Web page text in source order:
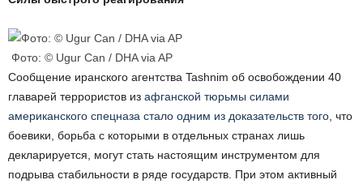
Фото: © Ugur Can / DHA via AP
Сообщение иранского агентства Tashnim об освобождении 40
главарей террористов из афганской тюрьмы силами
американского спецназа стало одним из доказательств того , что
боевики, борьба с которыми в отдельных странах лишь
декларируется, могут стать настоящим инструментом для
подрыва стабильности в ряде государств. При этом активный